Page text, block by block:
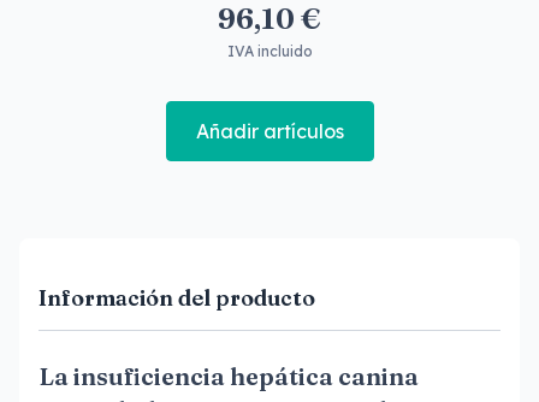
96,10 €
IVA incluido
Añadir artículos
Información del producto
La insuficiencia hepática canina